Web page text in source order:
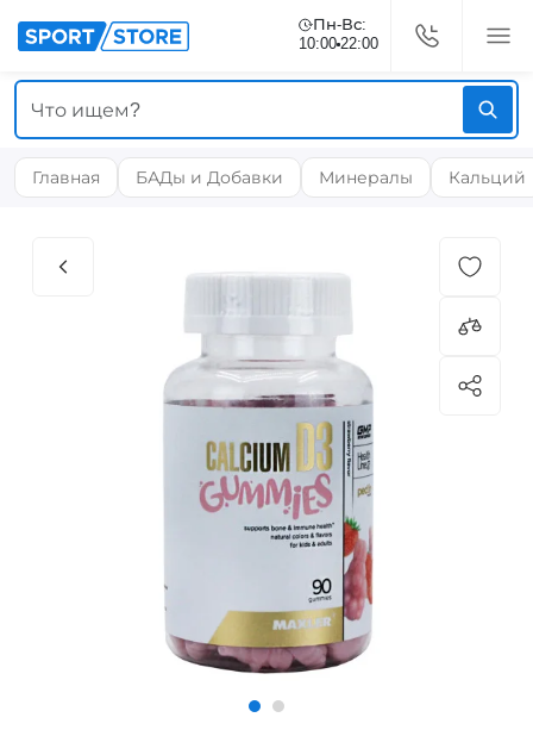
Пн-Вс:
10:00 22:00
Главная БАДы и Добавки Минералы Кальций